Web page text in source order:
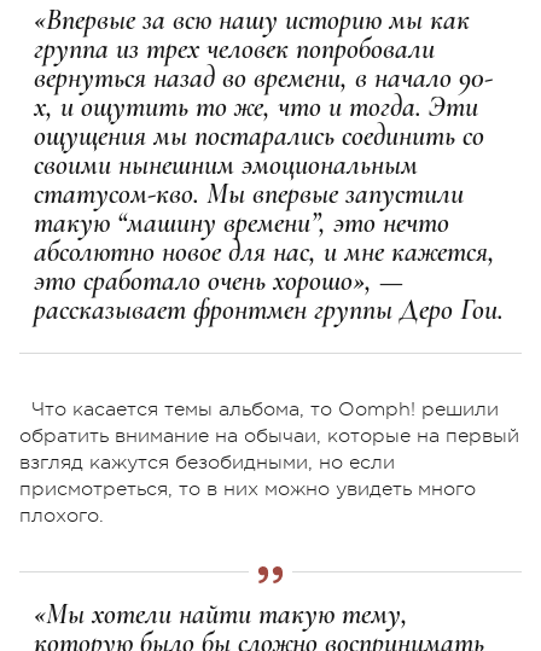
«Впервые за всю нашу историю мы как
группа из трех человек попробовали
вернуться назад во времени, в начало 90-
х, и ощутить то же, что и тогда. Эти
ощущения мы постарались соединить со
своими нынешним эмоциональным
статусом-кво. Мы впервые запустили
такую “машину времени”, это нечто
абсолютно новое для нас, и мне кажется,
это сработало очень хорошо», —
рассказывает фронтмен группы Деро Гои.
Что касается темы альбома, то Oomph! решили
обратить внимание на обычаи, которые на первый
взгляд кажутся безобидными, но если
присмотреться, то в них можно увидеть много
плохого.
«Мы хотели найти такую тему,
которую было бы сложно воспринимать